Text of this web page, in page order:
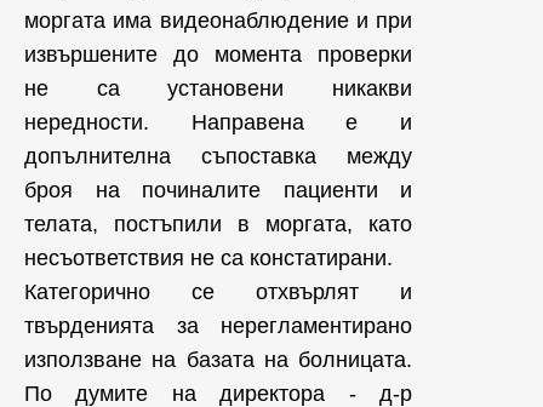
моргата има видеонаблюдение и при
извършените до момента проверки
не са установени никакви
нередности. Направена е и
допълнителна съпоставка между
броя на починалите пациенти и
телата, постъпили в моргата, като
несъответствия не са констатирани.
Категорично се отхвърлят и
твърденията за нерегламентирано
използване на базата на болницата.
По думите на директора - д-р